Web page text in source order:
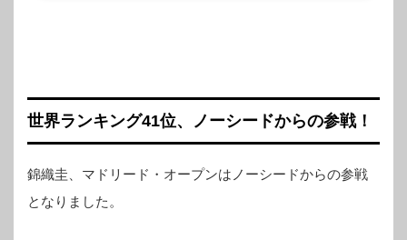
世界ランキング41位、ノーシードからの参戦！
錦織圭、マドリード・オープンはノーシードからの参戦
となりました。